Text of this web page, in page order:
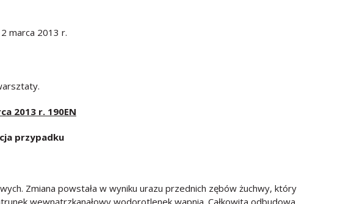
marca 2013 r.
2013 r. 190EN
przypadku
Zmiana powstała w wyniku urazu przednich zębów żuchwy, który
wewnątrzkanałowy wodorotlenek wapnia. Całkowita odbudowa